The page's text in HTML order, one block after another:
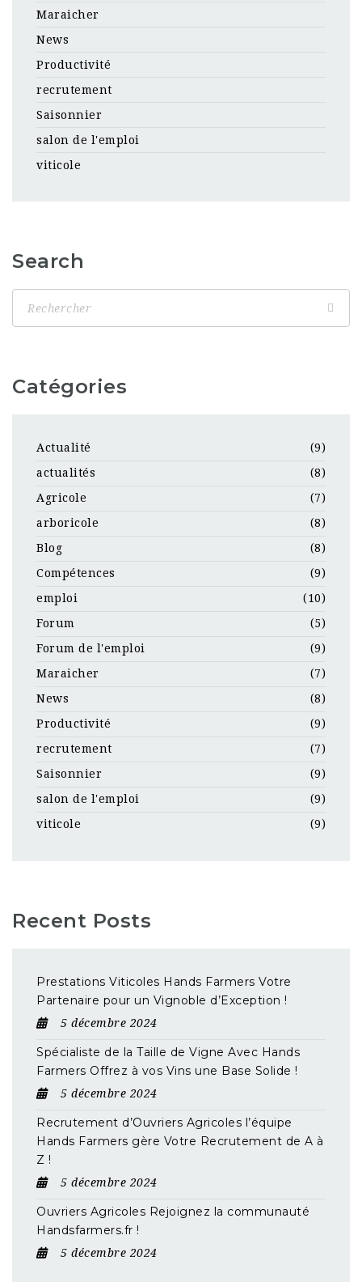
Maraicher
News
Productivité
recrutement
Saisonnier
salon de l'emploi
viticole
Search
Catégories
Actualité
(9)
actualités
(8)
Agricole
(7)
arboricole
(8)
Blog
(8)
Compétences
(9)
emploi
(10)
Forum
(5)
Forum de l'emploi
(9)
Maraicher
(7)
News
(8)
Productivité
(9)
recrutement
(7)
Saisonnier
(9)
salon de l'emploi
(9)
viticole
(9)
Recent Posts
Prestations Viticoles Hands Farmers Votre
Partenaire pour un Vignoble d’Exception !
5 décembre 2024
Spécialiste de la Taille de Vigne Avec Hands
Farmers Offrez à vos Vins une Base Solide !
5 décembre 2024
Recrutement d’Ouvriers Agricoles l’équipe
Hands Farmers gère Votre Recrutement de A à
Z !
5 décembre 2024
Ouvriers Agricoles Rejoignez la communauté
Handsfarmers.fr !
5 décembre 2024